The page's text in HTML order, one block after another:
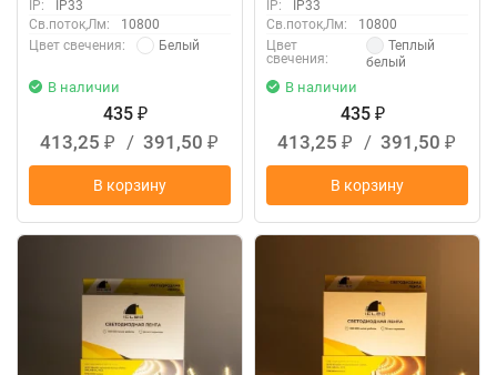
IP:
IP33
Св.поток,Лм:
10800
Цвет свечения:
Белый
В наличии
435 ₽
413,25 ₽ / 391,50 ₽
В корзину
IP:
IP33
Св.поток,Лм:
10800
Цвет
свечения:
Теплый
белый
В наличии
435 ₽
413,25 ₽ / 391,50 ₽
В корзину